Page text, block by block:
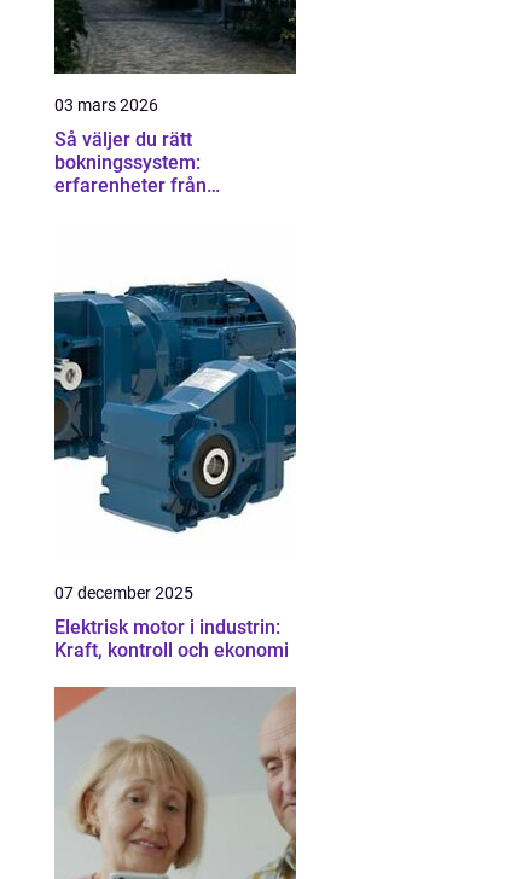
03 mars 2026
Så väljer du rätt
bokningssystem:
erfarenheter från
07 december 2025
Elektrisk motor i industrin:
Kraft, kontroll och ekonomi